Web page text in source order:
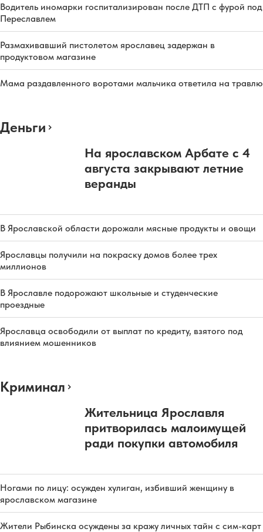
Водитель иномарки госпитализирован после ДТП с фурой под
Переславлем
Размахивавший пистолетом ярославец задержан в
продуктовом магазине
Мама раздавленного воротами мальчика ответила на травлю
Деньги
На ярославском Арбате с 4
августа закрывают летние
веранды
В Ярославской области дорожали мясные продукты и овощи
Ярославцы получили на покраску домов более трех
миллионов
В Ярославле подорожают школьные и студенческие
проездные
Ярославца освободили от выплат по кредиту, взятого под
влиянием мошенников
Криминал
Жительница Ярославля
притворилась малоимущей
ради покупки автомобиля
Ногами по лицу: осужден хулиган, избивший женщину в
ярославском магазине
Жители Рыбинска осуждены за кражу личных тайн с сим-карт